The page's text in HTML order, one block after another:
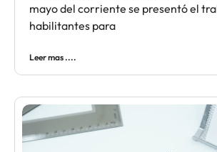
mayo del corriente se presentó el
habilitantes para
Leer mas ....